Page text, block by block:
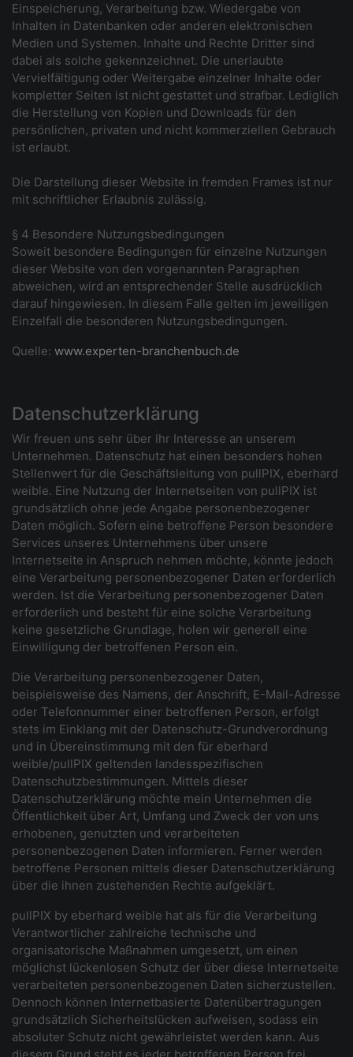
Einspeicherung, Verarbeitung bzw. Wiedergabe von
Inhalten in Datenbanken oder anderen elektronischen
Medien und Systemen. Inhalte und Rechte Dritter sind
dabei als solche gekennzeichnet. Die unerlaubte
Vervielfältigung oder Weitergabe einzelner Inhalte oder
kompletter Seiten ist nicht gestattet und strafbar. Lediglich
die Herstellung von Kopien und Downloads für den
persönlichen, privaten und nicht kommerziellen Gebrauch
ist erlaubt.
Die Darstellung dieser Website in fremden Frames ist nur
mit schriftlicher Erlaubnis zulässig.
§ 4 Besondere Nutzungsbedingungen
Soweit besondere Bedingungen für einzelne Nutzungen
dieser Website von den vorgenannten Paragraphen
abweichen, wird an entsprechender Stelle ausdrücklich
darauf hingewiesen. In diesem Falle gelten im jeweiligen
Einzelfall die besonderen Nutzungsbedingungen.
Quelle: www.experten-branchenbuch.de
Datenschutzerklärung
Wir freuen uns sehr über Ihr Interesse an unserem
Unternehmen. Datenschutz hat einen besonders hohen
Stellenwert für die Geschäftsleitung von pullPIX, eberhard
weible. Eine Nutzung der Internetseiten von pullPIX ist
grundsätzlich ohne jede Angabe personenbezogener
Daten möglich. Sofern eine betroffene Person besondere
Services unseres Unternehmens über unsere
Internetseite in Anspruch nehmen möchte, könnte jedoch
eine Verarbeitung personenbezogener Daten erforderlich
werden. Ist die Verarbeitung personenbezogener Daten
erforderlich und besteht für eine solche Verarbeitung
keine gesetzliche Grundlage, holen wir generell eine
Einwilligung der betroffenen Person ein.
Die Verarbeitung personenbezogener Daten,
beispielsweise des Namens, der Anschrift, E-Mail-Adresse
oder Telefonnummer einer betroffenen Person, erfolgt
stets im Einklang mit der Datenschutz-Grundverordnung
und in Übereinstimmung mit den für eberhard
weible/pullPIX geltenden landesspezifischen
Datenschutzbestimmungen. Mittels dieser
Datenschutzerklärung möchte mein Unternehmen die
Öffentlichkeit über Art, Umfang und Zweck der von uns
erhobenen, genutzten und verarbeiteten
personenbezogenen Daten informieren. Ferner werden
betroffene Personen mittels dieser Datenschutzerklärung
über die ihnen zustehenden Rechte aufgeklärt.
pullPIX by eberhard weible hat als für die Verarbeitung
Verantwortlicher zahlreiche technische und
organisatorische Maßnahmen umgesetzt, um einen
möglichst lückenlosen Schutz der über diese Internetseite
verarbeiteten personenbezogenen Daten sicherzustellen.
Dennoch können Internetbasierte Datenübertragungen
grundsätzlich Sicherheitslücken aufweisen, sodass ein
absoluter Schutz nicht gewährleistet werden kann. Aus